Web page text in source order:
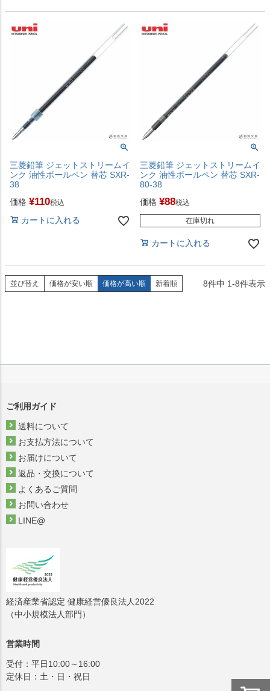
三菱鉛筆 ジェットストリームイ
ンク 油性ボールペン 替芯 SXR-
38
価格 ¥110税込
カートに入れる
三菱鉛筆 ジェットストリームイ
ンク 油性ボールペン 替芯 SXR-
80-38
価格 ¥88税込
在庫切れ
カートに入れる
並び替え 価格が安い順 価格が高い順 新着順 8件中 1-8件表示
ご利用ガイド
送料について
お支払方法について
お届けについて
返品・交換について
よくあるご質問
お問い合わせ
LINE@
経済産業省認定 健康経営優良法人2022
（中小規模法人部門）
営業時間
受付：平日10:00～16:00
定休日：土・日・祝日